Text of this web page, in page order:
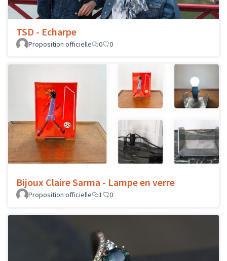
TSD - Echarpe
Proposition officielle 0 0
Bijoux Claire Sarma - Lampe en verre
Proposition officielle 1 0